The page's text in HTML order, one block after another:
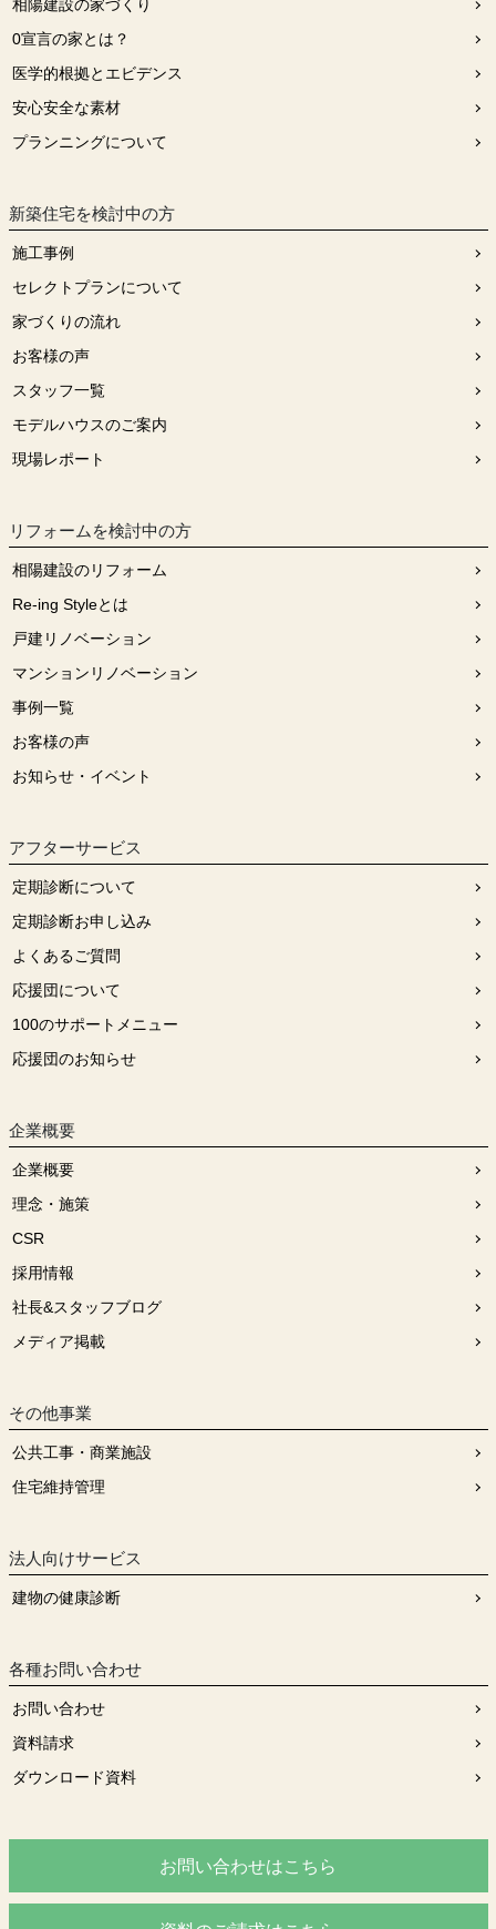
相陽建設の家づくり
0宣⾔の家とは？
医学的根拠とエビデンス
安⼼安全な素材
プランニングについて
新築住宅を検討中の方
施工事例
セレクトプランについて
家づくりの流れ
お客様の声
スタッフ⼀覧
モデルハウスのご案内
現場レポート
リフォームを検討中の⽅
相陽建設のリフォーム
Re-ing Styleとは
戸建リノベーション
マンションリノベーション
事例一覧
お客様の声
お知らせ・イベント
アフターサービス
定期診断について
定期診断お申し込み
よくあるご質問
応援団について
100のサポートメニュー
応援団のお知らせ
企業概要
企業概要
理念・施策
CSR
採用情報
社長&スタッフブログ
メディア掲載
その他事業
公共工事・商業施設
住宅維持管理
法人向けサービス
建物の健康診断
各種お問い合わせ
お問い合わせ
資料請求
ダウンロード資料
お問い合わせはこちら